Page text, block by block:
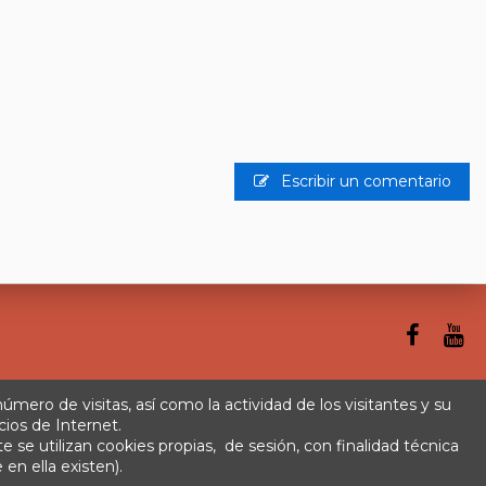
Escribir un comentario
y condiciones
de visitas, así como la actividad de los visitantes y su
de Internet.
se utilizan cookies propias, de sesión, con finalidad técnica
ella existen).